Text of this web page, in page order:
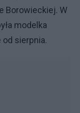
Borowieckiej. W
modelka
sierpnia.